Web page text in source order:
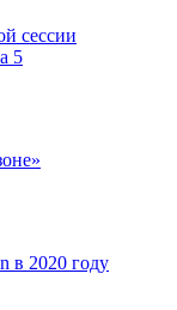
сессии
5
в 2020 году